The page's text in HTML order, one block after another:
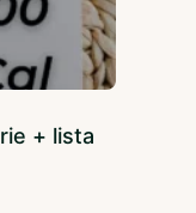
+ lista